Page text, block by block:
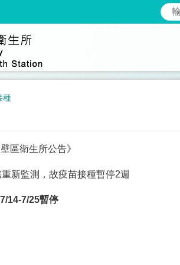
搜尋
種
壁區衛生所公告》
新監測，故疫苗接種暫停2週
7/14-7/25暫停